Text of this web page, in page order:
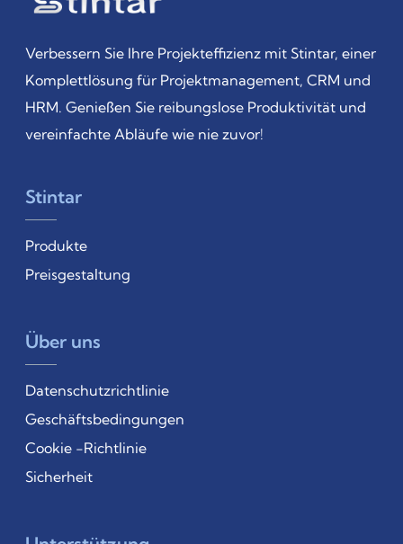
Verbessern Sie Ihre Projekteffizienz mit Stintar, einer
Komplettlösung für Projektmanagement, CRM und
HRM. Genießen Sie reibungslose Produktivität und
vereinfachte Abläufe wie nie zuvor!
Stintar
Produkte
Preisgestaltung
Über uns
Datenschutzrichtlinie
Geschäftsbedingungen
Cookie -Richtlinie
Sicherheit